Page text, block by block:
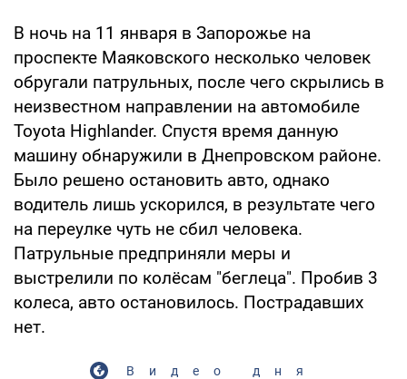
В ночь на 11 января в Запорожье на
проспекте Маяковского несколько человек
обругали патрульных, после чего скрылись в
неизвестном направлении на автомобиле
Toyota Highlander. Спустя время данную
машину обнаружили в Днепровском районе.
Было решено остановить авто, однако
водитель лишь ускорился, в результате чего
на переулке чуть не сбил человека.
Патрульные предприняли меры и
выстрелили по колёсам "беглеца". Пробив 3
колеса, авто остановилось. Пострадавших
нет.
Видео дня